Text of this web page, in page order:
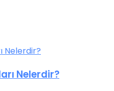
Nelerdir?